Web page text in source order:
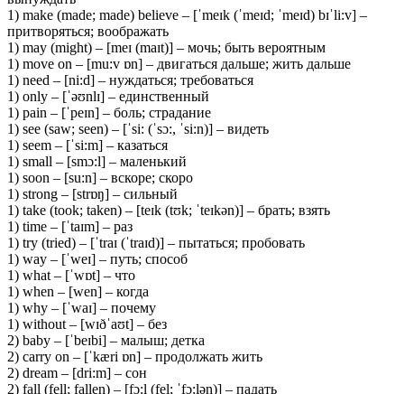
1) make (made; made) believe – [ˈmeɪk (ˈmeɪd; ˈmeɪd) bɪˈli:v] –
притворяться; воображать
1) may (might) – [meɪ (maɪt)] – мочь; быть вероятным
1) move on – [mu:v ɒn] – двигаться дальше; жить дальше
1) need – [ni:d] – нуждаться; требоваться
1) only – [ˈəʊnlɪ] – единственный
1) pain – [ˈpeɪn] – боль; страдание
1) see (saw; seen) – [ˈsi: (ˈsɔ:, ˈsi:n)] – видеть
1) seem – [ˈsi:m] – казаться
1) small – [smɔ:l] – маленький
1) soon – [su:n] – вскоре; скоро
1) strong – [strɒŋ] – сильный
1) take (took; taken) – [teɪk (tʊk; ˈteɪkən)] – брать; взять
1) time – [ˈtaɪm] – раз
1) try (tried) – [ˈtraɪ (ˈtraɪd)] – пытаться; пробовать
1) way – [ˈweɪ] – путь; способ
1) what – [ˈwɒt] – что
1) when – [wen] – когда
1) why – [ˈwaɪ] – почему
1) without – [wɪðˈaʊt] – без
2) baby – [ˈbeɪbi] – малыш; детка
2) carry on – [ˈkæri ɒn] – продолжать жить
2) dream – [dri:m] – сон
2) fall (fell; fallen) – [fɔ:l (fel; ˈfɔ:lən)] – падать